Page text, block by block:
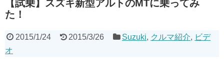
【試乗】スズキ新型アルトのMTに乗ってみ
た！
2015/1/24 2015/3/26 Suzuki, クルマ紹介, ビデ
オ